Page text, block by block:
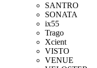
SANTRO
SONATA
ix55
Trago
Xcient
VISTO
VENUE